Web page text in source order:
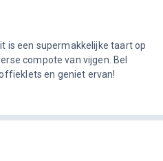
is een supermakkelijke taart op
compote van vijgen. Bel
en geniet ervan!